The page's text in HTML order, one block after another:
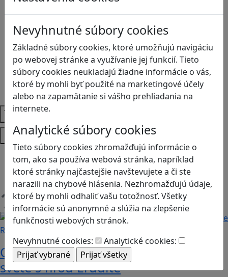
Nevyhnutné súbory cookies
Základné súbory cookies, ktoré umožňujú navigáciu
po webovej stránke a využívanie jej funkcií. Tieto
súbory cookies neukladajú žiadne informácie o vás,
ktoré by mohli byť použité na marketingové účely
alebo na zapamätanie si vášho prehliadania na
internete.
Analytické súbory cookies
Tieto súbory cookies zhromažďujú informácie o
tom, ako sa používa webová stránka, napríklad
ktoré stránky najčastejšie navštevujete a či ste
narazili na chybové hlásenia. Nezhromažďujú údaje,
ktoré by mohli odhaliť vašu totožnosť. Všetky
informácie sú anonymné a slúžia na zlepšenie
funkčnosti webových stránok.
Nevyhnutné cookies:
Analytické cookies:
Dejepis
Environmentálna výchova
Etická výchova
Geografia
Matematika
Občianska náuka
Vlastiveda
Témy
Platformy
Android
Herná konzola
Stolové, kartové
Načítam blogy
Recenzie
Otestujete a rozšírte svoje znalosti o
svete s hrou Erudite